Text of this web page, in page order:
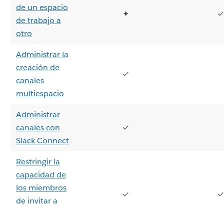
de un espacio
de trabajo a
otro
✦ ✓
Administrar la
creación de
canales
multiespacio
✓
Administrar
canales con
Slack Connect
✓
Restringir la
capacidad de
los miembros
de invitar a
✓ ✓